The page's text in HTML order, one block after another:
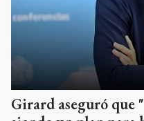
Girard aseguró que